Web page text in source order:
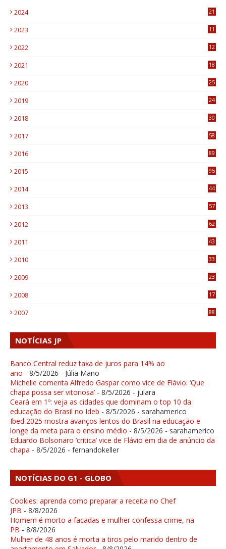
2024 21
2023
11
2022
12
2021
18
2020
25
2019
24
2018
30
2017
58
2016
89
2015
95
2014
44
2013
57
2012
62
2011
43
2010
33
2009
23
2008
17
2007 88
NOTÍCIAS JP
Banco Central reduz taxa de juros para 14% ao
ano - 8/5/2026 - Júlia Mano
Michelle comenta Alfredo Gaspar como vice de Flávio: ‘Que
chapa possa ser vitoriosa’ - 8/5/2026 - julara
Ceará em 1º: veja as cidades que dominam o top 10 da
educação do Brasil no Ideb - 8/5/2026 - sarahamerico
Ibed 2025 mostra avanços lentos do Brasil na educação e
longe da meta para o ensino médio - 8/5/2026 - sarahamerico
Eduardo Bolsonaro ‘critica’ vice de Flávio em dia de anúncio da
chapa - 8/5/2026 - fernandokeller
NOTÍCIAS DO G1 - GLOBO
Cookies: aprenda como preparar a receita no Chef
JPB - 8/8/2026
Homem é morto a facadas e mulher confessa crime, na
PB - 8/8/2026
Mulher de 48 anos é morta a tiros pelo marido dentro de